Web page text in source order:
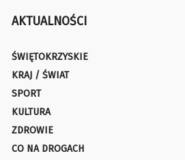
AKTUALNOŚCI
ŚWIĘTOKRZYSKIE
KRAJ / ŚWIAT
SPORT
KULTURA
ZDROWIE
CO NA DROGACH